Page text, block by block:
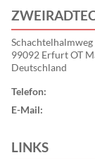
Schachtelhalmweg
99092 Erfurt OT
Deutschland
Telefon:
E-Mail:
LINKS